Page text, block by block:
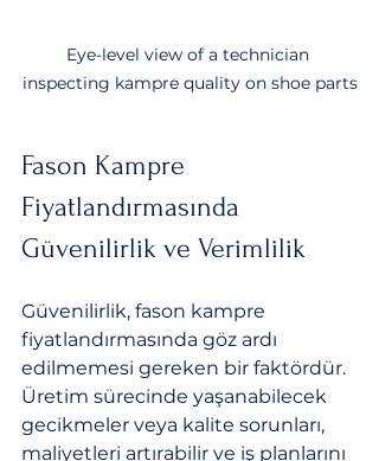
Eye-level view of a technician
inspecting kampre quality on shoe parts
Fason Kampre
Fiyatlandırmasında
Güvenilirlik ve Verimlilik
Güvenilirlik, fason kampre
fiyatlandırmasında göz ardı
edilmemesi gereken bir faktördür.
Üretim sürecinde yaşanabilecek
gecikmeler veya kalite sorunları,
maliyetleri artırabilir ve iş planlarını